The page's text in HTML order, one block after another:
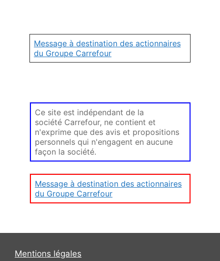
Message à destination des actionnaires
du Groupe Carrefour
Ce site est indépendant de la
société Carrefour, ne contient et
n'exprime que des avis et propositions
personnels qui n'engagent en aucune
façon la société.
Message à destination des actionnaires
du Groupe Carrefour
Mentions légales